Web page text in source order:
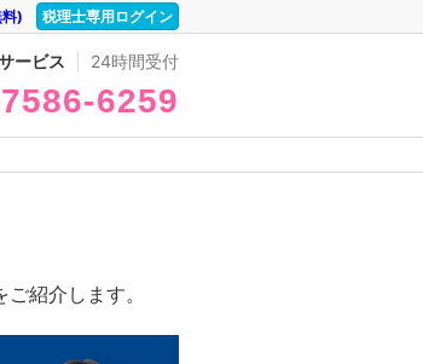
税理士専用ログイン
)
ービス 24時間受付
7586 6259
紹介します。